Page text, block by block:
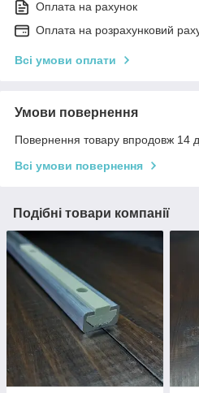
Оплата на рахунок
Оплата на розрахунковий
Всі умови оплати
Умови повернення
Повернення товару впродовж 14
Всі умови повернення
Подібні товари компанії